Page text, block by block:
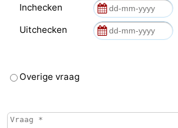
Inchecken
Uitchecken
Overige vraag